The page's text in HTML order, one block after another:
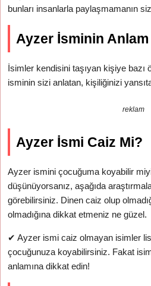
bunları insanlarla paylaşmamanın
Ayzer İsminin
İsimler kendisini taşıyan kişiye bazı
isminin sizi anlatan, kişiliğinizi
reklam
Ayzer İsmi Caiz Mi?
Ayzer ismini çocuğuma koyabilir
düşünüyorsanız, aşağıda
görebilirsiniz. Dinen caiz olup
olmadığına dikkat etmeniz ne güzel.
✔ Ayzer ismi caiz olmayan isimler
çocuğunuza koyabilirsiniz. Fakat
anlamına dikkat edin!